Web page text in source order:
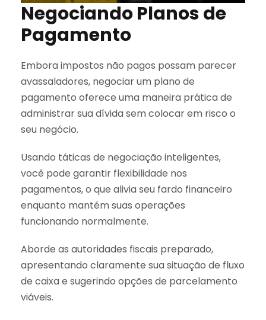
Negociando Planos de
Pagamento
Embora impostos não pagos possam parecer
avassaladores, negociar um plano de
pagamento oferece uma maneira prática de
administrar sua dívida sem colocar em risco o
seu negócio.
Usando táticas de negociação inteligentes,
você pode garantir flexibilidade nos
pagamentos, o que alivia seu fardo financeiro
enquanto mantém suas operações
funcionando normalmente.
Aborde as autoridades fiscais preparado,
apresentando claramente sua situação de fluxo
de caixa e sugerindo opções de parcelamento
viáveis.